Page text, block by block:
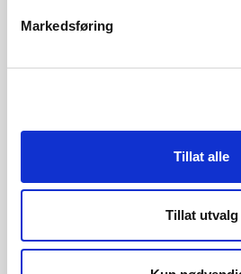
Markedsføring
Tillat alle
Tillat utvalg
kostnadsgrunnlaget for et
kundens andel av dette
nærmereher.
Nettselskapets plikt til
om anleggsbidrag